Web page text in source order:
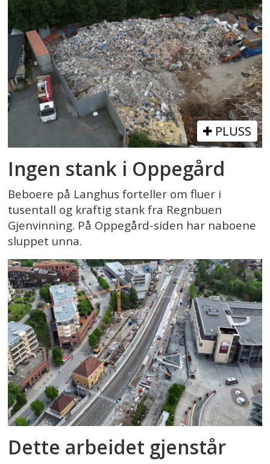
PLUSS
Ingen stank i Oppegård
Beboere på Langhus forteller om fluer i
tusentall og kraftig stank fra Regnbuen
Gjenvinning. På Oppegård-siden har naboene
sluppet unna.
Dette arbeidet gjenstår